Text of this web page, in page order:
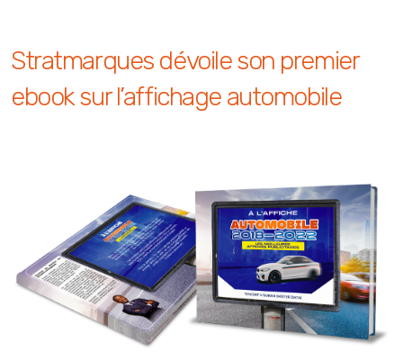
Stratmarques dévoile son premier
ebook sur l’affichage automobile